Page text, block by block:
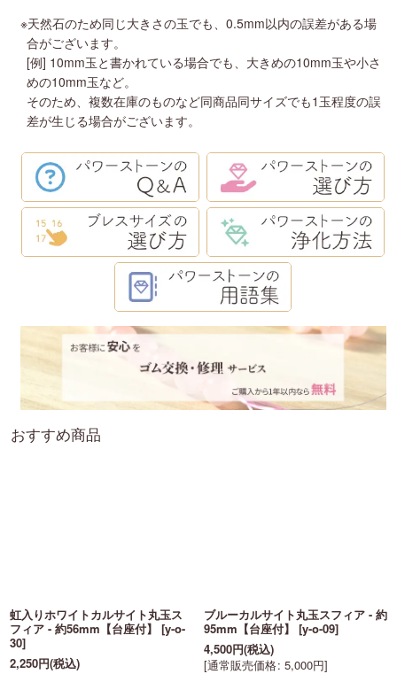
※天然石のため同じ大きさの玉でも、0.5mm以内の誤差がある場
合がございます。
[例] 10mm玉と書かれている場合でも、大きめの10mm玉や小さ
めの10mm玉など。
そのため、複数在庫のものなど同商品同サイズでも1玉程度の誤
差が生じる場合がございます。
おすすめ商品
虹入りホワイトカルサイト丸玉ス
フィア - 約56mm【台座付】 [y-o-
30]
2,250円(税込)
ブルーカルサイト丸玉スフィア - 約
95mm【台座付】 [y-o-09]
4,500円(税込)
[通常販売価格: 5,000円]